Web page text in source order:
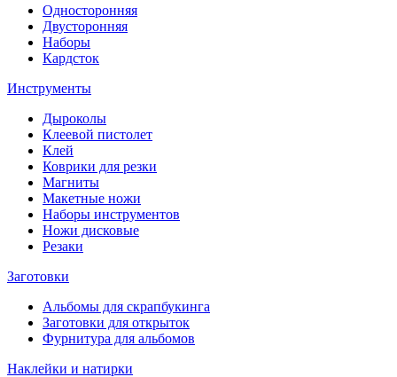
Односторонняя
Двусторонняя
Наборы
Кардсток
Инструменты
Дыроколы
Клеевой пистолет
Клей
Коврики для резки
Магниты
Макетные ножи
Наборы инструментов
Ножи дисковые
Резаки
Заготовки
Альбомы для скрапбукинга
Заготовки для открыток
Фурнитура для альбомов
Наклейки и натирки